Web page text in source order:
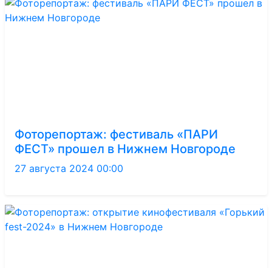
Фоторепортаж: фестиваль «ПАРИ
ФЕСТ» прошел в Нижнем Новгороде
27 августа 2024 00:00